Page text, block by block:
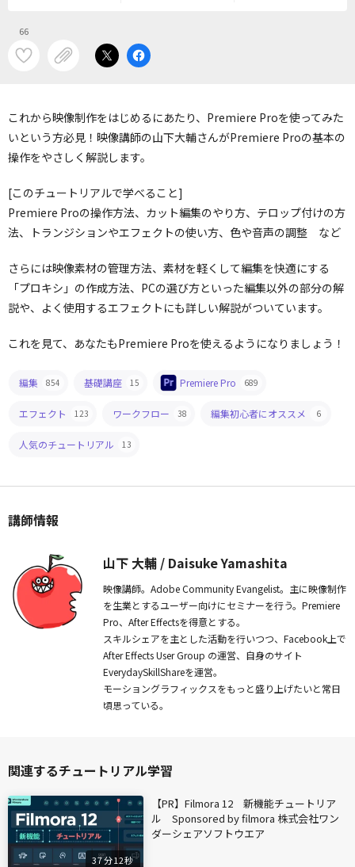
66
これから映像制作をはじめるにあたり、Premiere Proを使ってみた
いという方必見！映像講師の山下大輔さんがPremiere Proの基本の
操作をやさしく解説します。
[このチュートリアルで学べること]
Premiere Proの操作方法、カット編集のやり方、テロップ付けの方
法、トランジションやエフェクトの使い方、色や音声の調整 など
さらには映像素材の管理方法、素材を軽くして編集を快適にする
「プロキシ」の作成方法、PCの選び方といった編集以外の部分の解
説や、よく使用するエフェクトにも詳しい解説がついています。
これを見て、あなたもPremiere Proを使えるようになりましょう！
編集 854 基礎講座 15 Premiere Pro 689
エフェクト 123 ワークフロー 38 編集初心者にオススメ 6
人気のチュートリアル 13
講師情報
山下 大輔 / Daisuke Yamashita
映像講師。Adobe Community Evangelist。主に映像制作
を生業とするユーザー向けにセミナーを行う。Premiere
Pro、After Effectsを得意とする。
スキルシェアを主とした活動を行いつつ、Facebook上で
After Effects User Group の運営、自身のサイト
EverydaySkillShareを運営。
モーショングラフィックスをもっと盛り上げたいと常日
頃思っている。
関連するチュートリアル学習
37分12秒
【PR】Filmora 12 新機能チュートリア
ル Sponsored by filmora 株式会社ワン
ダーシェアソフトウエア